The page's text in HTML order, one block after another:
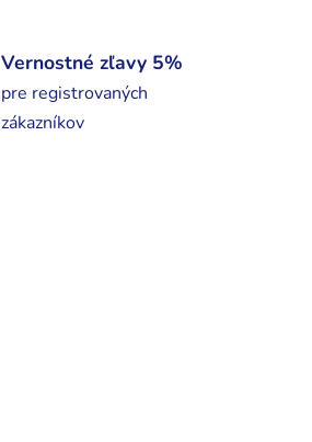
Vernostné zľavy 5%
pre registrovaných
zákazníkov